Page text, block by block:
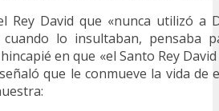
Rey David que «nunca utilizó a
lo insultaban, pensaba
en que «el Santo Rey
que le conmueve la vida de